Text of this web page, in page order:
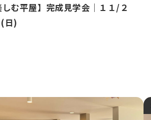
しむ平屋】完成見学会｜１１/２
日)